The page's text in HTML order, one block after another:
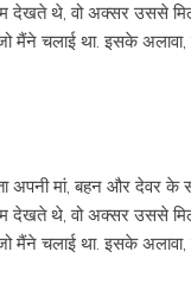
देखते थे, वो अक्सर उससे
चलाई था. इसके अलावा,
अपनी मां, बहन और देवर
देखते थे, वो अक्सर उससे
चलाई था. इसके अलावा,